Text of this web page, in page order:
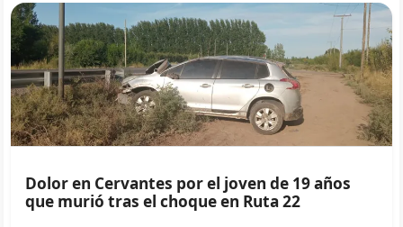
Dolor en Cervantes por el joven de 19 años
que murió tras el choque en Ruta 22